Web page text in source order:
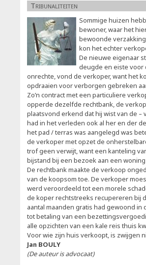
Tribunaliteiten
Sommige huizen
bewoner, waar het
bewoonde
kon het echter
De nieuwe eigenaar
deugde en eiste voor
onrechte, vond de verkoper, want het
opdraaien voor verborgen gebreken
Zo’n contract met een particuliere
opperde dezelfde rechtbank, de
plaatsvond erkend dat hij wist van de
had in het verleden ook al her en der
het pad / terras was aangelegd was
de verkoper met opzet de
trof geen verwijt, want een kanteling
bijstand bij een bezoek aan een
De rechtbank maakte de verkoop
van de koopsom toe. De verkoper
werd veroordeeld tot een morele
de koper rechtstreeks recupereren bij
aantal maanden gratis had gewoond
tot betaling van een
alle opzichten van een kale reis thuis
Voor wie zijn huis verkoopt, is zwijgen
Jan BOULY
(De auteur is advocaat)